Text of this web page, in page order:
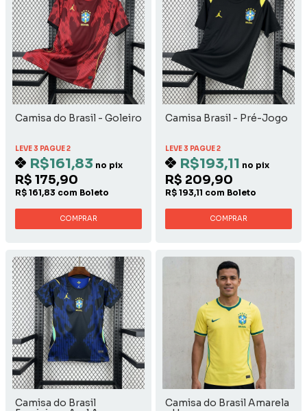
Camisa do Brasil - Goleiro
LEVE 3 PAGUE 2
R$161,83 no pix
R$ 175,90
R$ 161,83 com Boleto
COMPRAR
Camisa Brasil - Pré-Jogo
LEVE 3 PAGUE 2
R$193,11 no pix
R$ 209,90
R$ 193,11 com Boleto
COMPRAR
Camisa do Brasil
Camisa do Brasil Amarela